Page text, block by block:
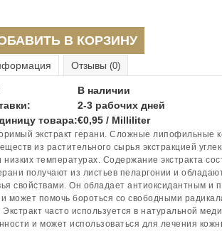
В КОРЗИНУ
Отзывы (0)
В наличии
2-3 рабочих дней
товара:€0,95 / Milliliter
экстракт герани. Сложные липофильные
из растительного сырья экстракцией
низких температурах. Содержание экстракта
получают из листьев пеларгонии и
свойствами. Он обладает антиоксидантным и
может помочь бороться со свободными
Экстракт часто используется в натуральной
и может использоваться для лечения